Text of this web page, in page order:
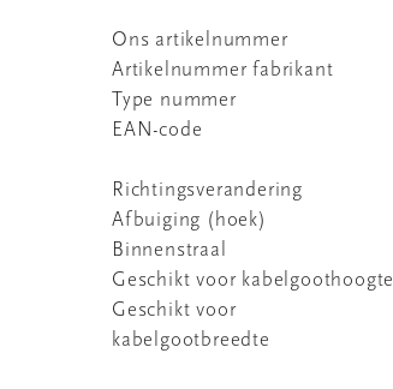
Ons artikelnummer
Artikelnummer fabrikant
Type nummer
EAN-code
Richtingsverandering
Afbuiging (hoek)
Binnenstraal
Geschikt voor kabelgoothoogte
Geschikt voor
kabelgootbreedte